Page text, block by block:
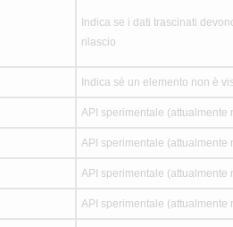
Indica se i dati trascinati
rilascio
Indica sè un elemento non è
API sperimentale (attualmente
API sperimentale (attualmente
API sperimentale (attualmente
API sperimentale (attualmente